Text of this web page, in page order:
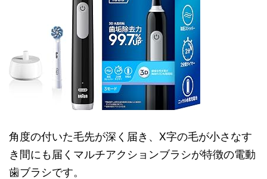
角度の付いた毛先が深く届き、X字の毛が小さなす
き間にも届くマルチアクションブラシが特徴の電動
歯ブラシです。